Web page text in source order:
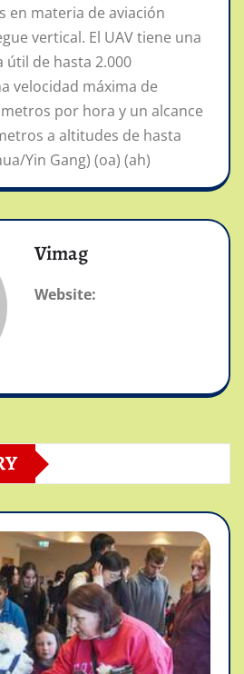
en materia de aviación
vertical. El UAV tiene una
útil de hasta 2.000
velocidad máxima de
por hora y un alcance
a altitudes de hasta
Yin Gang) (oa) (ah)
Vimag
Website: